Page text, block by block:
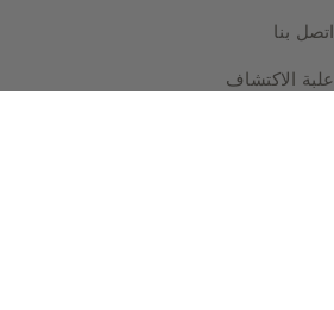
اتصل بنا
علبة الاكتشاف